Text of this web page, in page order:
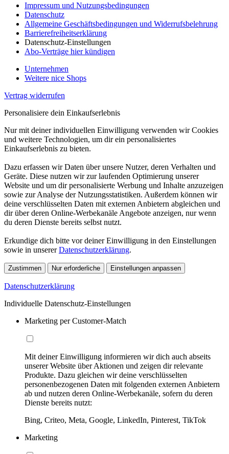
Impressum und Nutzungsbedingungen
Datenschutz
Allgemeine Geschäftsbedingungen und Widerrufsbelehrung
Barrierefreiheitserklärung
Datenschutz-Einstellungen
Abo-Verträge hier kündigen
Unternehmen
Weitere nice Shops
Vertrag widerrufen
Personalisiere dein Einkaufserlebnis
Nur mit deiner individuellen Einwilligung verwenden wir Cookies
und weitere Technologien, um dir ein personalisiertes
Einkaufserlebnis zu bieten.
Dazu erfassen wir Daten über unsere Nutzer, deren Verhalten und
Geräte. Diese nutzen wir zur laufenden Optimierung unserer
Website und um dir personalisierte Werbung und Inhalte anzuzeigen
sowie zur Analyse der Nutzungsstatistiken. Außerdem können wir
deine verschlüsselten Daten mit externen Anbietern abgleichen und
dir über deren Online-Werbekanäle Angebote anzeigen, nur wenn
du deren Dienste bereits selbst nutzt.
Erkundige dich bitte vor deiner Einwilligung in den Einstellungen
sowie in unsererDatenschutzerklärung.
Zustimmen Nur erforderliche Einstellungen anpassen
Datenschutzerklärung
Individuelle Datenschutz-Einstellungen
Marketing per Customer-Match
Mit deiner Einwilligung informieren wir dich auch abseits
unserer Website über Aktionen und zeigen dir relevante
Produkte. Dazu gleichen wir deine verschlüsselten
personenbezogenen Daten mit folgenden externen Anbietern
ab und nutzen deren Online-Werbekanäle, sofern du deren
Dienste bereits nutzt:
Bing, Criteo, Meta, Google, LinkedIn, Pinterest, TikTok
Marketing